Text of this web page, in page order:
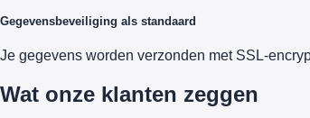
Gegevensbeveiliging als standaard
Je gegevens worden verzonden met SSL-
Wat onze klanten zeggen